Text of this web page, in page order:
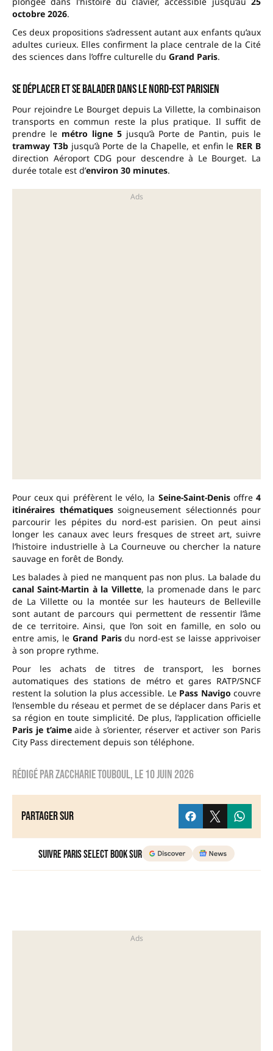
octobre 2026.
Ces deux propositions s’adressent autant aux enfants qu’aux
adultes curieux. Elles confirment la place centrale de la Cité
des sciences dans l’offre culturelle du Grand Paris.
Se déplacer et se balader dans le nord-est parisien
Pour rejoindre Le Bourget depuis La Villette, la combinaison
transports en commun reste la plus pratique. Il suffit de
prendre le métro ligne 5jusqu’à Porte de Pantin, puis le
tramway T3bjusqu’à Porte de la Chapelle, et enfin le RER B
direction Aéroport CDG pour descendre à Le Bourget. La
durée totale est d’environ 30 minutes.
Pour ceux qui préfèrent le vélo, la Seine-Saint-Denisoffre4
itinéraires thématiquessoigneusement sélectionnés pour
parcourir les pépites du nord-est parisien. On peut ainsi
longer les canaux avec leurs fresques de street art, suivre
l’histoire industrielle à La Courneuve ou chercher la nature
sauvage en forêt de Bondy.
Les balades à pied ne manquent pas non plus. La balade du
canal Saint-Martin à la Villette, la promenade dans le parc
de La Villette ou la montée sur les hauteurs de Belleville
sont autant de parcours qui permettent de ressentir l’âme
de ce territoire. Ainsi, que l’on soit en famille, en solo ou
entre amis, le Grand Parisdu nord-est se laisse apprivoiser
à son propre rythme.
Pour les achats de titres de transport, les bornes
automatiques des stations de métro et gares RATP/SNCF
restent la solution la plus accessible. Le Pass Navigo couvre
l’ensemble du réseau et permet de se déplacer dans Paris et
sa région en toute simplicité. De plus, l’application officielle
Paris je t’aimeaide à s’orienter, réserver et activer son Paris
City Pass directement depuis son téléphone.
Rédigé parzaccharie touboul, le10 juin 2026
Partager sur
Suivre Paris Select Book sur